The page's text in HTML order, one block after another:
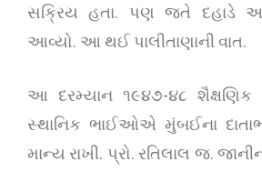
સક્રિય હતા. પણ જતે દહાડે આ
આવ્યો. આ થઈ પાલીતાણાની વાત.
આ દરમ્યાન ૧૯૪૭-૪૮ શૈક્ષણિક
સ્થાનિક ભાઈઓએ મુંબઈના
માન્ય રાખી. પ્રો. રતિલાલ જ.